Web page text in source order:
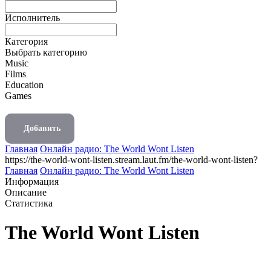
Исполнитель
Категория
Выбрать категорию
Music
Films
Education
Games
Добавить
Главная Онлайн радио: The World Wont Listen
https://the-world-wont-listen.stream.laut.fm/the-world-wont-listen?
Главная Онлайн радио: The World Wont Listen
Информация
Описание
Статистика
The World Wont Listen